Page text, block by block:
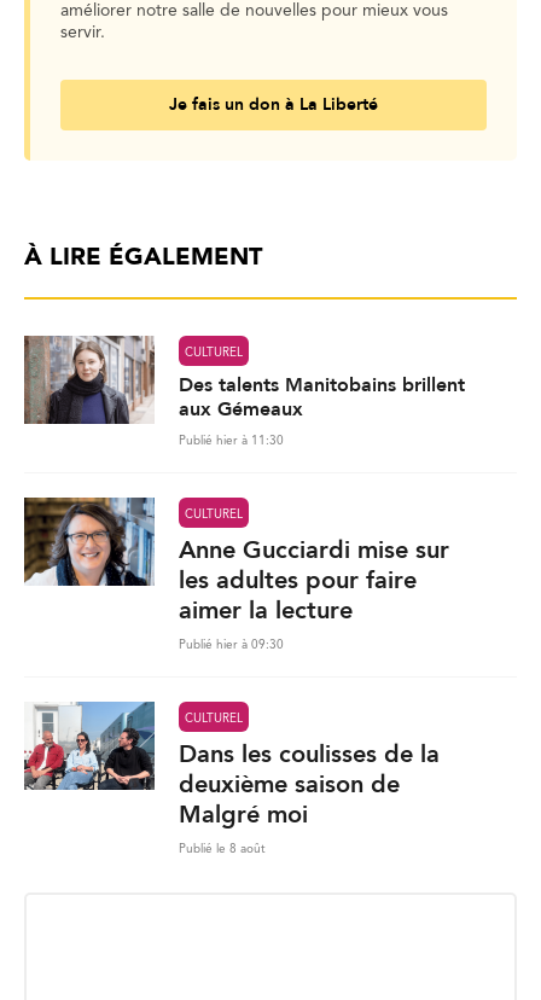
améliorer notre salle de nouvelles pour mieux vous
servir.
Je fais un don à La Liberté
À LIRE ÉGALEMENT
CULTUREL
Des talents Manitobains brillent
aux Gémeaux
Publié hier à 11:30
CULTUREL
Anne Gucciardi mise sur
les adultes pour faire
aimer la lecture
Publié hier à 09:30
CULTUREL
Dans les coulisses de la
deuxième saison de
Malgré moi
Publié le 8 août